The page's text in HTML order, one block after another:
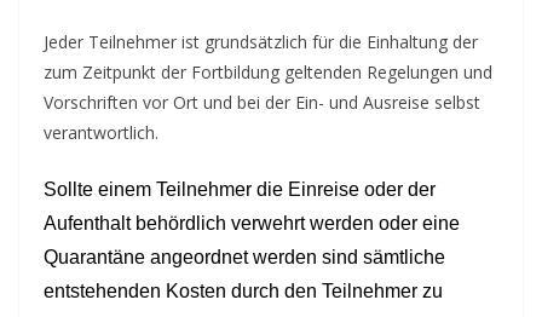
Jeder Teilnehmer ist grundsätzlich für die Einhaltung der
zum Zeitpunkt der Fortbildung geltenden Regelungen und
Vorschriften vor Ort und bei der Ein- und Ausreise selbst
verantwortlich.
Sollte einem Teilnehmer die Einreise oder der
Aufenthalt behördlich verwehrt werden oder eine
Quarantäne angeordnet werden sind sämtliche
entstehenden Kosten durch den Teilnehmer zu